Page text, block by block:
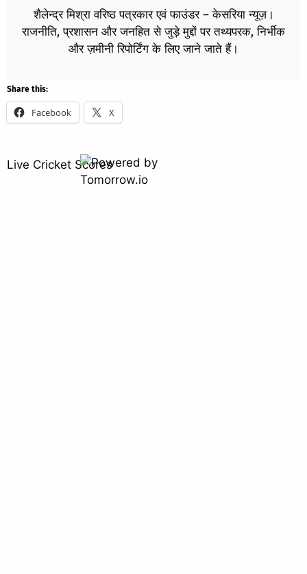
शैलेन्द्र मिश्रा वरिष्ठ पत्रकार एवं फाउंडर – केसरिया न्यूज़।
राजनीति, प्रशासन और जनहित से जुड़े मुद्दों पर तथ्यपरक, निर्भीक
और ज़मीनी रिपोर्टिंग के लिए जाने जाते हैं।
Share this:
Facebook X
Live Cricket Scores